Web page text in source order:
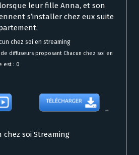
leur fille Anna, et son
s’installer chez eux suite
chez soi en streaming
diffuseurs proposant Chacun chez soi en
est : 0
chez soi Streaming